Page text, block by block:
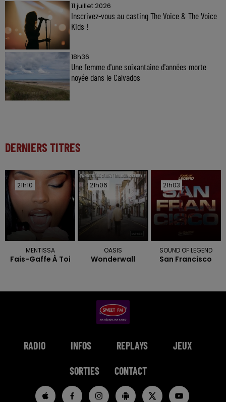
11 juillet 2026
Inscrivez-vous au casting The Voice & The Voice
Kids !
18h36
Une femme d'une soixantaine d'années morte
noyée dans le Calvados
DERNIERS TITRES
21h10
21h10
MENTISSA
Fais-Gaffe À Toi
21h06
21h06
OASIS
Wonderwall
21h03
21h03
SOUND OF LEGEND
San Francisco
RADIO INFOS REPLAYS JEUX
SORTIES CONTACT